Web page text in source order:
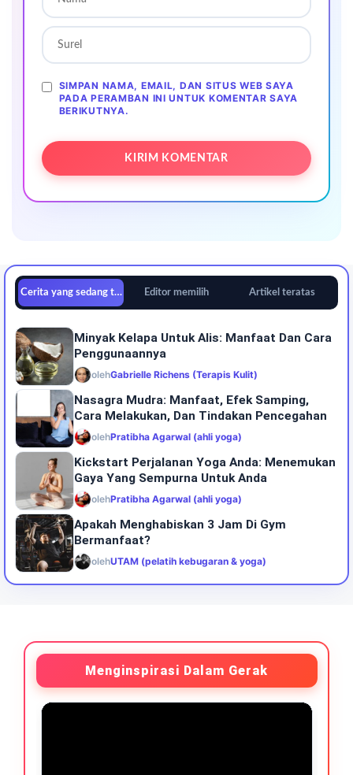
SIMPAN NAMA, EMAIL, DAN SITUS WEB SAYA
PADA PERAMBAN INI UNTUK KOMENTAR SAYA
BERIKUTNYA.
Cerita yang sedang tren Editor memilih Artikel teratas
Minyak Kelapa Untuk Alis: Manfaat Dan Cara
Penggunaannya
olehGabrielle Richens (Terapis Kulit)
Nasagra Mudra: Manfaat, Efek Samping,
Cara Melakukan, Dan Tindakan Pencegahan
olehPratibha Agarwal (ahli yoga)
Kickstart Perjalanan Yoga Anda: Menemukan
Gaya Yang Sempurna Untuk Anda
olehPratibha Agarwal (ahli yoga)
Apakah Menghabiskan 3 Jam Di Gym
Bermanfaat?
olehUTAM (pelatih kebugaran & yoga)
Menginspirasi Dalam Gerak